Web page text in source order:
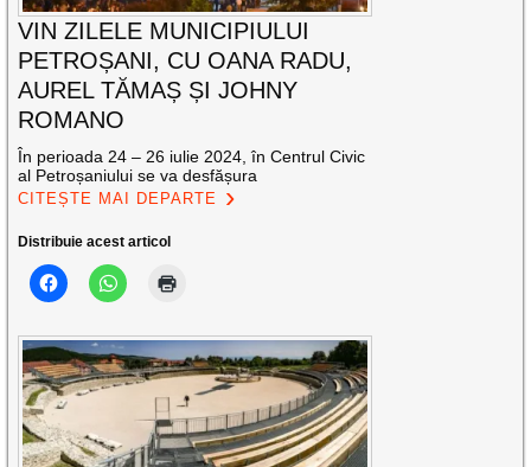
VIN ZILELE MUNICIPIULUI
PETROȘANI, CU OANA RADU,
AUREL TĂMAȘ ȘI JOHNY
ROMANO
În perioada 24 – 26 iulie 2024, în Centrul Civic
al Petroșaniului se va desfășura
CITEȘTE MAI DEPARTE
Distribuie acest articol